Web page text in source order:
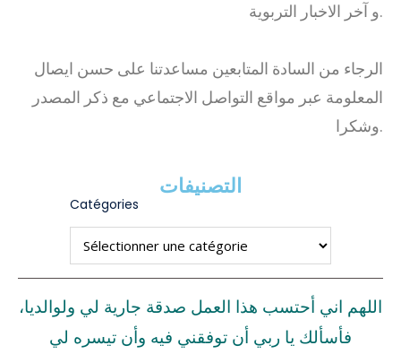
و آخر الاخبار التربوية.
الرجاء من السادة المتابعين مساعدتنا على حسن ايصال
المعلومة عبر مواقع التواصل الاجتماعي مع ذكر المصدر
وشكرا.
التصنيفات
Catégories
اللهم اني أحتسب هذا العمل صدقة جارية لي ولوالديا،
فأسألك يا ربي أن توفقني فيه وأن تيسره لي